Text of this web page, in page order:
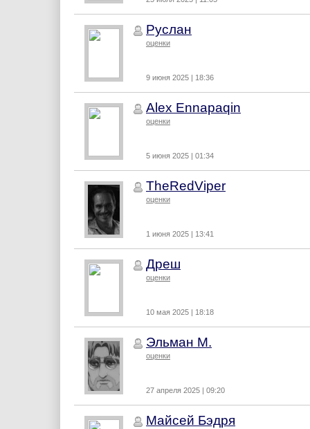
Руслан
оценки
9 июня 2025 | 18:36
Alex Ennapaqin
оценки
5 июня 2025 | 01:34
TheRedViper
оценки
1 июня 2025 | 13:41
Дреш
оценки
10 мая 2025 | 18:18
Эльман М.
оценки
27 апреля 2025 | 09:20
Майсей Бэдря